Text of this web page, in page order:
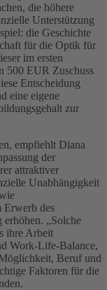
die höhere
Unterstützung
die Geschichte
für die Optik für
im ersten
500 EUR Zuschuss
Entscheidung
eine eigene
zur
empfiehlt Diana
der
attraktiver
Unabhängigkeit
Erwerb des
„Solche
ihre Arbeit
Work-Life-Balance,
Beruf und
Faktoren für die